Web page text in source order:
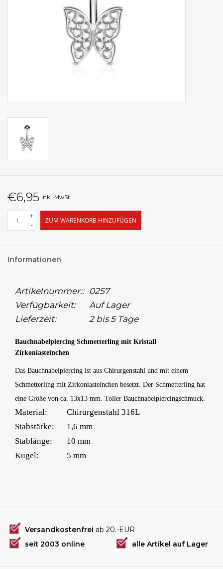
€6,95 Inkl. MwSt.
+
-
ZUM WARENKORB HINZUFÜGEN
Informationen
Artikelnummer:: 0257
Verfügbarkeit:
Auf Lager
Lieferzeit:
2 bis 5 Tage
Bauchnabelpiercing Schmetterling mit Kristall
Zirkoniasteinchen
Das Bauchnabelpiercing ist aus Chirurgenstahl und mit einem
Schmetterling mit Zirkoniasteinchen besetzt. Der Schmetterling hat
eine Größe von ca. 13x13 mm. Toller Bauchnabelpiercingschmuck.
Material:
Chirurgenstahl 316L
Stabstärke:
1,6 mm
Stablänge:
10 mm
Kugel:
5 mm
Versandkostenfrei ab 20.-EUR
seit 2003 online
alle Artikel auf Lager